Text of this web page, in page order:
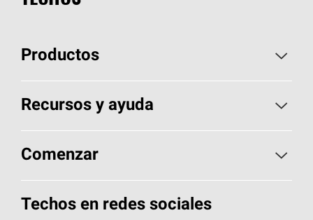
Productos
Elija sus tejas
Encuentre un contratista
Componentes para techos
Recursos y ayuda
Aspectos básicos sobre techos
Herramientas de diseño y color
Comenzar
Llame al 1-800-GET-PINK®
Techos en redes sociales